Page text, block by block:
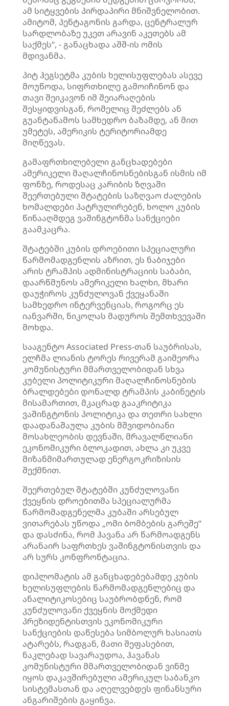
ამ სიტყვების პირდაპირი მნიშვნელობით.
ამიტომ, პენტაგონის გარდა, ცენტრალურ
სარდლობაზე უკეთ არავინ აკეთებს ამ
საქმეს“, - განაცხადა აშშ-ის ომის
მდივანმა.
პიტ ჰეგსეტმა კუბის ხელისუფლებას ასევე
მოუწოდა, სიფრთხილე გამოიჩინონ და
თავი შეიკავონ იმ შეიარაღების
შესყიდვისგან, რომელიც შეძლებს ან
გუანტანამოს სამხედრო ბაზამდე, ან მით
უმეტეს, ამერიკის ტერიტორიამდე
მიღწევას.
გამაფრთხილებელი განცხადებები
ამერიკელი მაღალჩინოსნებისგან ისმის იმ
ფონზე, როდესაც კარიბის ზღვაში
შეერთებული შტატების საზღვაო ძალების
ხომალდები პატრულირებენ, ხოლო კუბის
წინააღმდეგ ვაშინგტონმა სანქციები
გაამკაცრა.
შტატებში კუბის დროებითი სპეციალური
წარმომადგენლის აზრით, ეს ნაბიჯები
არის ტრამპის ადმინისტრაციის საბაბი,
დაარწმუნოს ამერიკელი ხალხი, მხარი
დაუჭიროს კუნძულოვან ქვეყანაში
სამხედრო ინტერვენციას, როგორც ეს
იანვარში, ნიკოლას მადუროს შემთხვევაში
მოხდა.
სააგენტო Associated Press-თან საუბრისას,
ელჩმა ლიანის ტორეს რივერამ გაიმეორა
კომუნისტური მმართველობიდან სხვა
კუბელი პოლიტიკური მაღალჩინოსნების
ბრალდებები დონალდ ტრამპის კაბინეტის
მისამართით, მკაცრად გააკრიტიკა
ვაშინგტონის პოლიტიკა და თეთრი სახლი
დაადანაშაულა კუბის მშვიდობიანი
მოსახლეობის დევნაში, მრავალწლიანი
ეკონომიკური ბლოკადით, ახლა კი უკვე
მიზანმიმართულად ენერგოკრიზისის
შექმნით.
შეერთებულ შტატებში კუნძულოვანი
ქვეყნის დროებითმა სპეციალურმა
წარმომადგენელმა კუბაში არსებულ
ვითარებას უწოდა „ომი ბომბების გარეშე“
და დასძინა, რომ ჰავანა არ წარმოადგენს
არანაირ საფრთხეს ვაშინგტონისთვის და
არ სურს კონფრონტაცია.
დიპლომატის ამ განცხადებებამდე კუბის
ხელისუფლების წარმომადგენლებიც და
ანალიტიკოსებიც საუბრობდნენ, რომ
კუნძულოვანი ქვეყნის მოქმედი
პრეზიდენტისთვის ეკონომიკური
სანქციების დაწესება სიმბოლურ ხასიათს
ატარებს, რადგან, მათი შეფასებით,
ნაკლებად სავარაუდოა, ჰავანას
კომუნისტური მმართველობიდან ვინმე
იყოს დაკავშირებული ამერიკულ საბანკო
სისტემასთან და აღელვებდეს ფინანსური
ანგარიშების გაყინვა.